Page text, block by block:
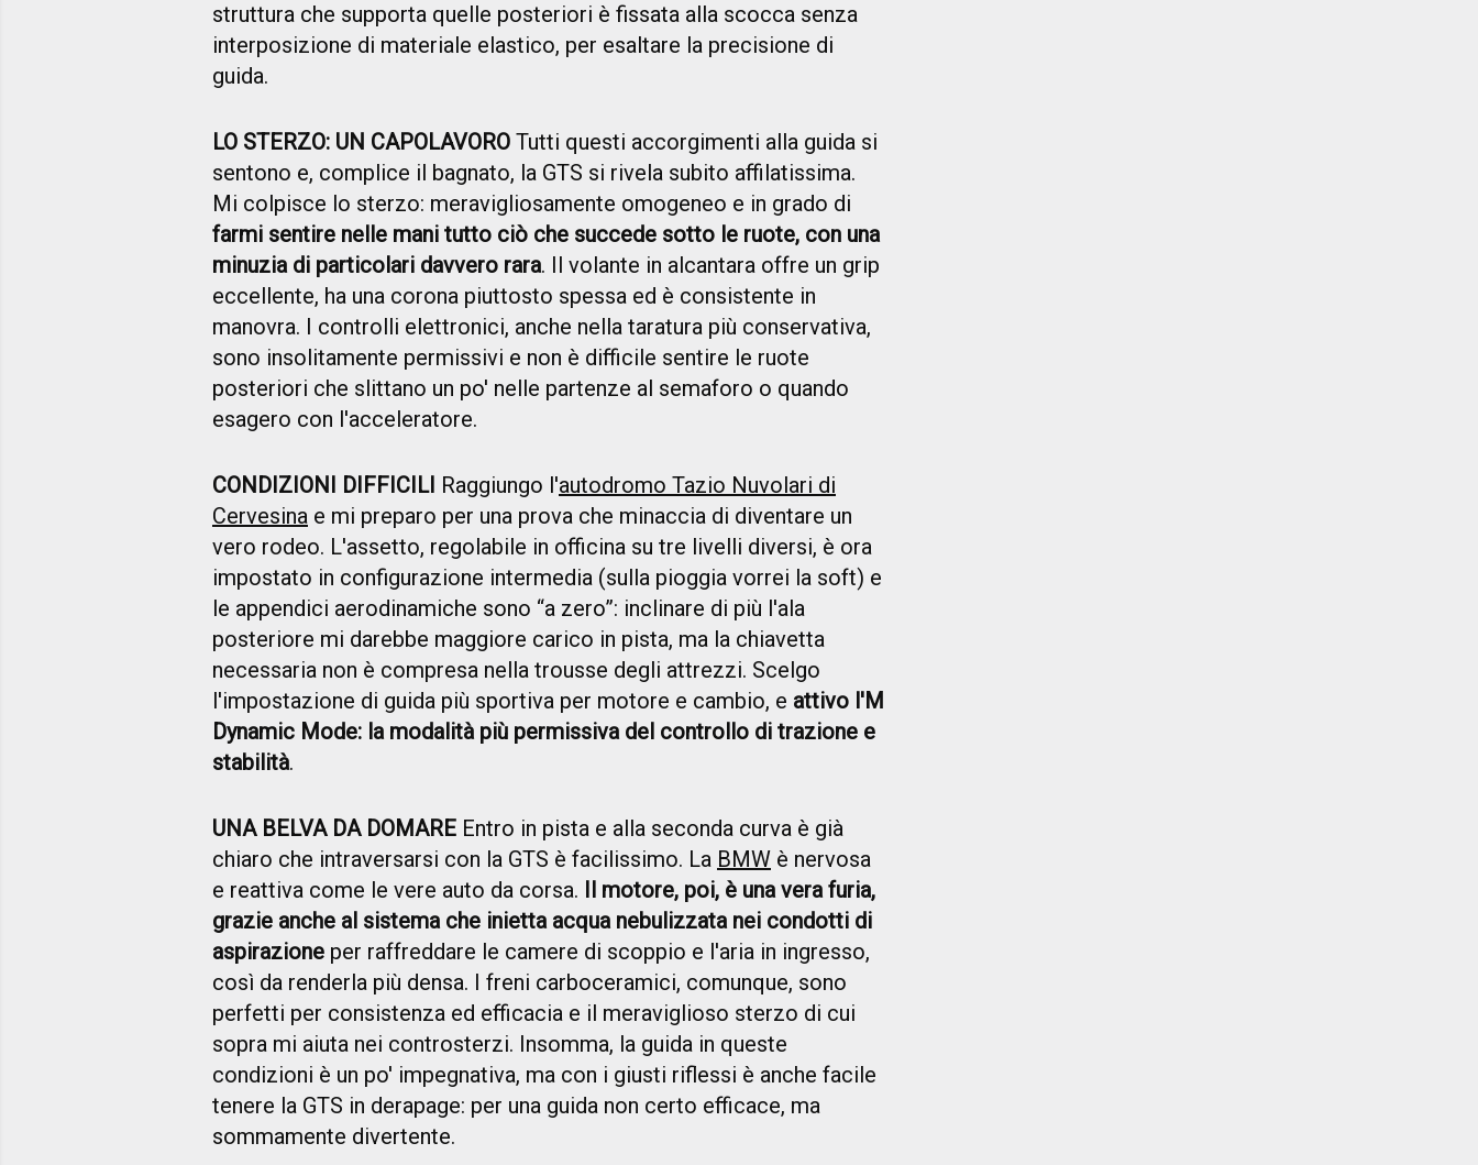
struttura che supporta quelle posteriori è fissata alla scocca senza
interposizione di materiale elastico, per esaltare la precisione di
guida.
LO STERZO: UN CAPOLAVORO Tutti questi accorgimenti alla guida si
sentono e, complice il bagnato, la GTS si rivela subito affilatissima.
Mi colpisce lo sterzo: meravigliosamente omogeneo e in grado di
farmi sentire nelle mani tutto ciò che succede sotto le ruote, con una
minuzia di particolari davvero rara. Il volante in alcantara offre un grip
eccellente, ha una corona piuttosto spessa ed è consistente in
manovra. I controlli elettronici, anche nella taratura più conservativa,
sono insolitamente permissivi e non è difficile sentire le ruote
posteriori che slittano un po' nelle partenze al semaforo o quando
esagero con l'acceleratore.
CONDIZIONI DIFFICILI Raggiungo l'autodromo Tazio Nuvolari di
Cervesina e mi preparo per una prova che minaccia di diventare un
vero rodeo. L'assetto, regolabile in officina su tre livelli diversi, è ora
impostato in configurazione intermedia (sulla pioggia vorrei la soft) e
le appendici aerodinamiche sono “a zero”: inclinare di più l'ala
posteriore mi darebbe maggiore carico in pista, ma la chiavetta
necessaria non è compresa nella trousse degli attrezzi. Scelgo
l'impostazione di guida più sportiva per motore e cambio, e attivo l'M
Dynamic Mode: la modalità più permissiva del controllo di trazione e
stabilità.
UNA BELVA DA DOMARE Entro in pista e alla seconda curva è già
chiaro che intraversarsi con la GTS è facilissimo. La BMW è nervosa
e reattiva come le vere auto da corsa. Il motore, poi, è una vera furia,
grazie anche al sistema che inietta acqua nebulizzata nei condotti di
aspirazione per raffreddare le camere di scoppio e l'aria in ingresso,
così da renderla più densa. I freni carboceramici, comunque, sono
perfetti per consistenza ed efficacia e il meraviglioso sterzo di cui
sopra mi aiuta nei controsterzi. Insomma, la guida in queste
condizioni è un po' impegnativa, ma con i giusti riflessi è anche facile
tenere la GTS in derapage: per una guida non certo efficace, ma
sommamente divertente.